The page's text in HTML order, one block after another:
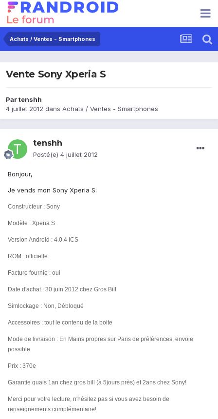
Achats / Ventes - Smartphones
Vente Sony Xperia S
Partenshh
4 juillet 2012 dans Achats / Ventes - Smartphones
tenshh
Posté(e) 4 juillet 2012
Bonjour,
Je vends mon Sony Xperia S:
Constructeur : Sony
Modèle : Xperia S
Version Android : 4.0.4 ICS
ROM : officielle
Facture fournie : oui
Date d'achat : 30 juin 2012 chez Gros Bill
Simlockage : Non, Débloqué
Accessoires : tout le contenu de la boite
Mode de livraison : En Mains propres sur Paris de préférences, envoie
possible
Prix : 370e
Garantie quais 1an chez gros bill (à 5jours près) et 2ans chez Sony!
Merci pour votre lecture, n'hésitez pas si vous avez besoin de
renseignements complémentaire!